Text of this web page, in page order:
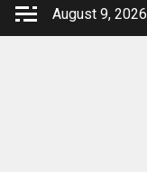
Skip
August 9, 2026